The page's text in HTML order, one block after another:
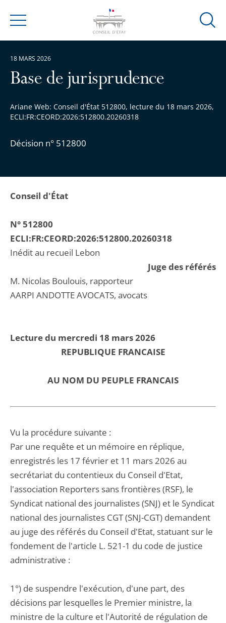
Menu
Ouvrir
Base de jurisprudence
Ariane Web: Conseil d'État 512800, lecture du 18 mars 2026,
ECLI:FR:CEORD:2026:512800.20260318
Décision n° 512800
18 MARS 2026
Conseil d'État
N° 512800
ECLI:FR:CEORD:2026:512800.20260318
Inédit au recueil Lebon
Juge des référés
M. Nicolas Boulouis, rapporteur
AARPI ANDOTTE AVOCATS, avocats
Lecture du mercredi 18 mars 2026
REPUBLIQUE FRANCAISE
AU NOM DU PEUPLE FRANCAIS
Vu la procédure suivante :
Par une requête et un mémoire en réplique,
enregistrés les 17 février et 11 mars 2026 au
secrétariat du contentieux du Conseil d'Etat,
l'association Reporters sans frontières (RSF), le
Syndicat national des journalistes (SNJ) et le Syndicat
national des journalistes CGT (SNJ-CGT) demandent
au juge des référés du Conseil d'Etat, statuant sur le
fondement de l'article L. 521-1 du code de justice
administrative :
1°) de suspendre l'exécution, d'une part, des
décisions par lesquelles le Premier ministre, la
ministre de la culture et l'Autorité de régulation de